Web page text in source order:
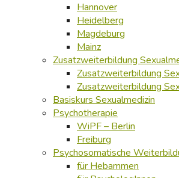
Hannover
Heidelberg
Magdeburg
Mainz
Zusatzweiterbildung
Zusatzweiterbildung
Zusatzweiterbildung
Basiskurs Sexualmedizin
Psychotherapie
WiPF – Berlin
Freiburg
Psychosomatische
für Hebammen